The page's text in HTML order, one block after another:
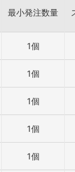
最小発注数量
1個
1個
1個
1個
1個